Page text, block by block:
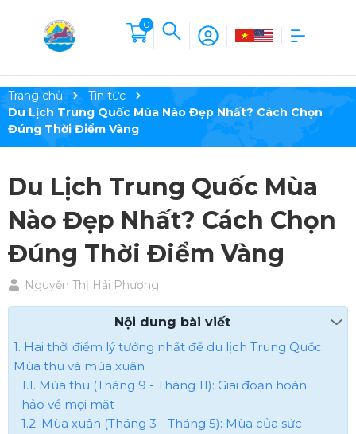
0
Trang chủ
Tin tức
Du Lịch Trung Quốc Mùa Nào Đẹp Nhất? Cách Chọn
Đúng Thời Điểm Vàng
Du Lịch Trung Quốc Mùa
Nào Đẹp Nhất? Cách Chọn
Đúng Thời Điểm Vàng
Nguyễn Thị Hải Phượng
Nội dung bài viết
1. Hai thời điểm lý tưởng nhất để du lịch Trung Quốc:
Mùa thu và mùa xuân
1.1. Mùa thu (Tháng 9 - Tháng 11): Giai đoạn hoàn
hảo về mọi mặt
1.2. Mùa xuân (Tháng 3 - Tháng 5): Mùa của sức